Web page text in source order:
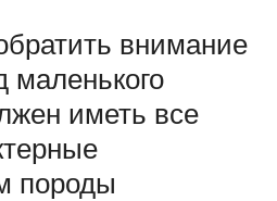
внимание
иметь все
породы